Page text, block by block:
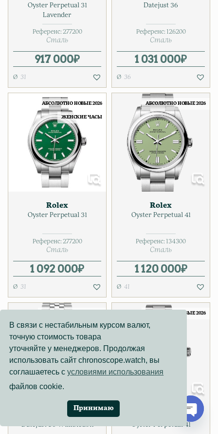
Oyster Perpetual 31
Lavender
Референс: 277200
Сталь
917 000₽
31
Datejust 36
Референс: 126200
Сталь
1 031 000₽
36
АБСОЛЮТНО НОВЫЕ 2026
ЖЕНСКИЕ ЧАСЫ
Rolex
Oyster Perpetual 31
Референс: 277200
Сталь
1 092 000₽
31
АБСОЛЮТНО НОВЫЕ 2026
Rolex
Oyster Perpetual 41
Референс: 134300
Сталь
1 120 000₽
41
Rolex
АБСОЛЮТНО НОВЫЕ 2026
Oyster Perpetual 41
В связи с нестабильным курсом валют,
точную стоимость товара
уточняйте у менеджеров. Продолжая
использовать сайт chronoscope.watch, вы
соглашаетесь сусловиями использования
файлов cookie.
Принимаю